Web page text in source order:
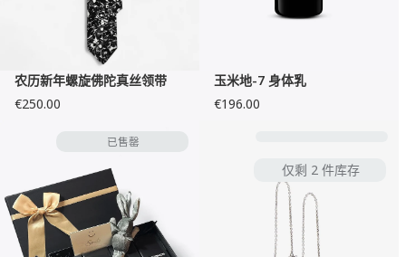
农历新年螺旋佛陀真丝领带
€250.00
玉米地-7 身体乳
€196.00
已售罄
仅剩 2 件库存